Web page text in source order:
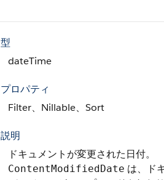
型
dateTime
プロパティ
Filter、Nillable、Sort
説明
ドキュメントが変更された日付。
ContentModifiedDate は、ド